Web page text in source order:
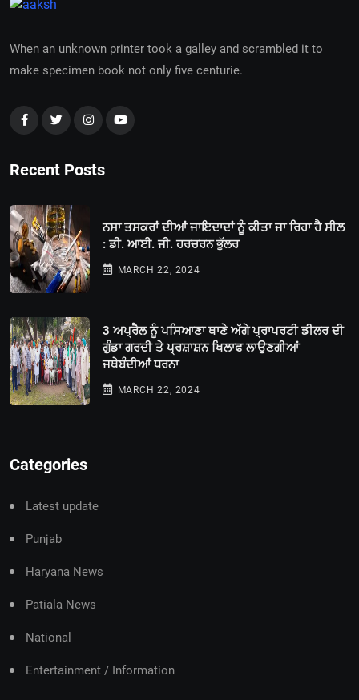
When an unknown printer took a galley and scrambled it to
make specimen book not only five centurie.
Recent Posts
ਨਸਾ ਤਸਕਰਾਂ ਦੀਆਂ ਜਾਇਦਾਦਾਂ ਨੂੰ ਕੀਤਾ ਜਾ ਰਿਹਾ ਹੈ ਸੀਲ
: ਡੀ. ਆਈ. ਜੀ. ਹਰਚਰਨ ਭੁੱਲਰ
MARCH 22, 2024
3 ਅਪ੍ਰੈਲ ਨੂੰ ਪਸਿਆਣਾ ਥਾਣੇ ਅੱਗੇ ਪ੍ਰਾਪਰਟੀ ਡੀਲਰ ਦੀ
ਗੁੰਡਾ ਗਰਦੀ ਤੇ ਪ੍ਰਸ਼ਾਸ਼ਨ ਖਿਲਾਫ ਲਾਉਣਗੀਆਂ
ਜਥੇਬੰਦੀਆਂ ਧਰਨਾ
MARCH 22, 2024
Categories
Latest update
Punjab
Haryana News
Patiala News
National
Entertainment / Information